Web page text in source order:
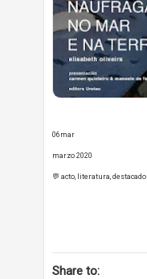
06mar
marzo 2020
💬 acto, literatura, destacado
Share to: